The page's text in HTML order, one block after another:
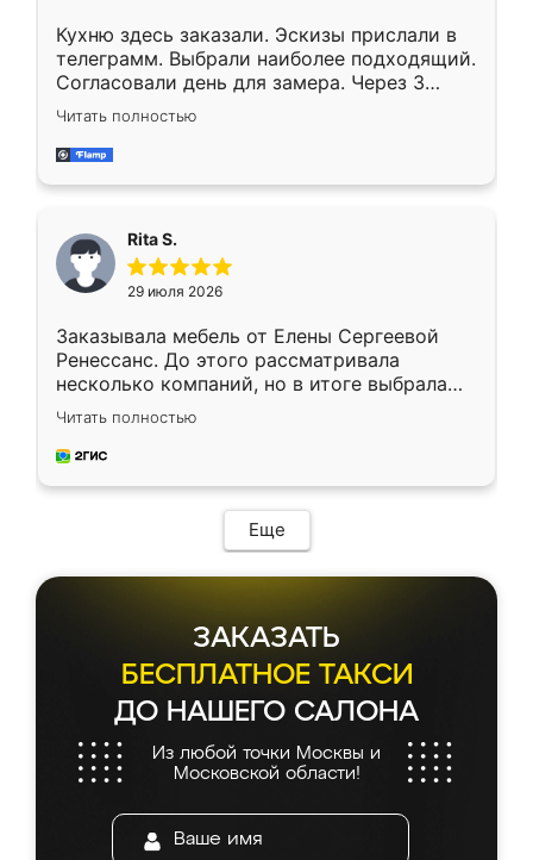
Кухню здесь заказали. Эскизы прислали в
телеграмм. Выбрали наиболее подходящий.
Согласовали день для замера. Через 3
недели кухня была уже готова. Остались
довольны работой. Спасибо Ренессанс
мебель за качественную работу!
Читать полностью
Rita S.
29 июля 2026
Заказывала мебель от Елены Сергеевой
Ренессанс. До этого рассматривала
несколько компаний, но в итоге выбрала
эту. Сначала обговорили условия, потом
приехал замерщик, всё спокойно объяснил
и снял размеры. Изготовили в срок, с
мебель сразу встала на свое место без
каких-либо доработок. Качеством осталась
довольна, все выглядит так, как и ожидала.
Читать полностью
Еще
ЗАКАЗАТЬ
БЕСПЛАТНОЕ ТАКСИ
ДО НАШЕГО САЛОНА
Из любой точки Москвы и
Московской области!